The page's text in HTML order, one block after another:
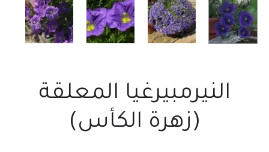
النيرمبيرغيا المعلقة
(زهرة الكأس)